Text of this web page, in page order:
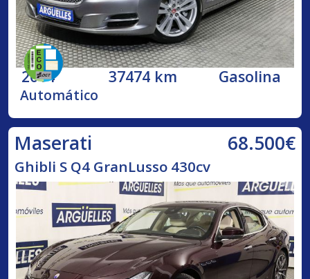
2014 37474 km Gasolina
Automático
Maserati 68.500€
Ghibli S Q4 GranLusso 430cv